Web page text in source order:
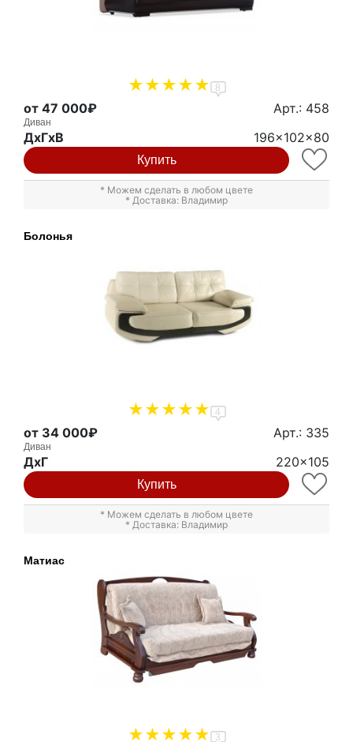
8
от 47 000₽ Арт.: 458
Диван
ДxГxВ 196x102x80
Купить
* Можем сделать в любом цвете
* Доставка: Владимир
Болонья
4
от 34 000₽ Арт.: 335
Диван
ДxГ 220x105
Купить
* Можем сделать в любом цвете
* Доставка: Владимир
Матиас
3